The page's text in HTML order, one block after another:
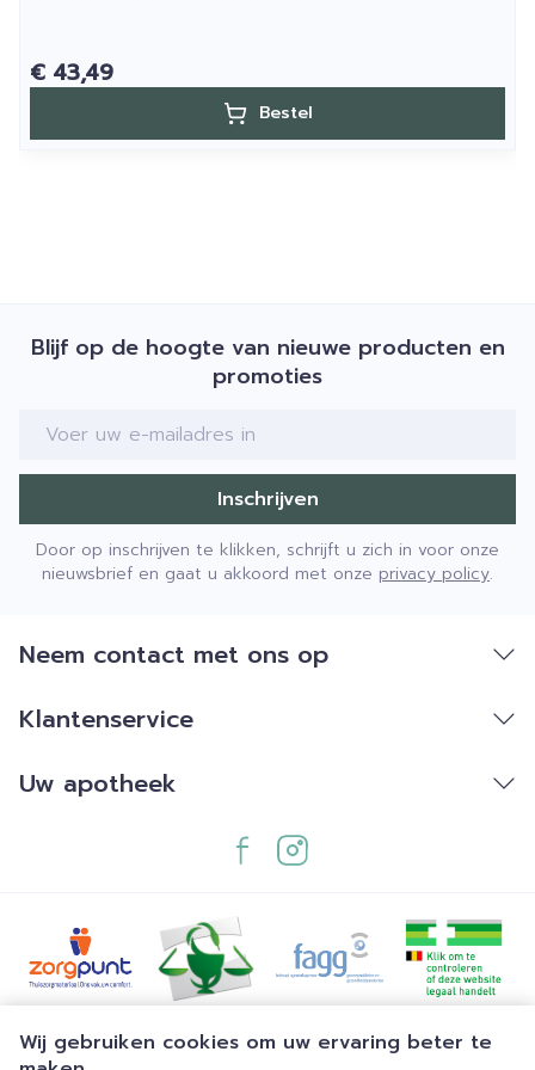
Wij gebruiken cookies om uw ervaring beter te
€ 43,49
Bestel
Blijf op de hoogte van nieuwe producten en
promoties
E-mail adres
Inschrijven
Door op inschrijven te klikken, schrijft u zich in voor onze
nieuwsbrief en gaat u akkoord met onze privacy policy.
Neem contact met ons op
Klantenservice
Uw apotheek
Juridische links